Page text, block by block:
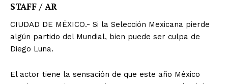
STAFF / AR
CIUDAD DE MÉXICO.- Si la Selección Mexicana pierde
algún partido del Mundial, bien puede ser culpa de
Diego Luna.
El actor tiene la sensación de que este año México